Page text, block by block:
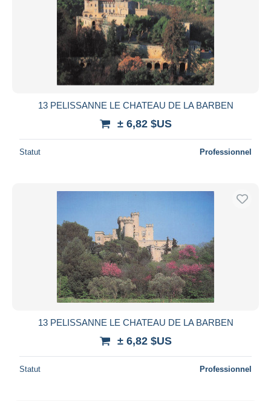
13 PELISSANNE LE CHATEAU DE LA BARBEN
± 6,82 $US
Statut Professionnel
13 PELISSANNE LE CHATEAU DE LA BARBEN
± 6,82 $US
Statut Professionnel